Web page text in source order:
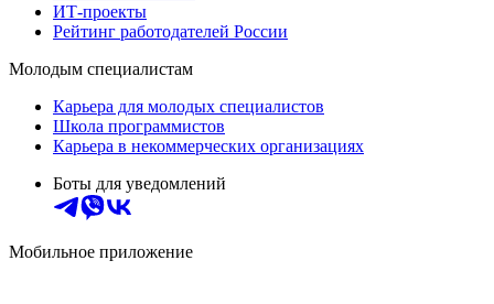
ИТ-проекты
Рейтинг работодателей России
Молодым специалистам
Карьера для молодых специалистов
Школа программистов
Карьера в некоммерческих организациях
Боты для уведомлений
Мобильное приложение